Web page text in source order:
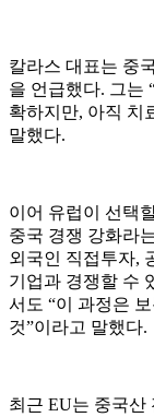
칼라스 대표는 중
을 언급했다. 그는
확하지만, 아직 치
말했다.
이어 유럽이 선택
중국 경쟁 강화라
외국인 직접투자,
기업과 경쟁할 수
서도 “이 과정은
것”이라고 말했다.
최근 EU는 중국산